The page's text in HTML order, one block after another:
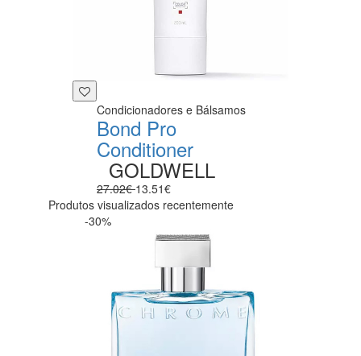
Condicionadores e Bálsamos
Bond Pro
Conditioner
GOLDWELL
27.02€13.51€
Produtos visualizados recentemente
-30%